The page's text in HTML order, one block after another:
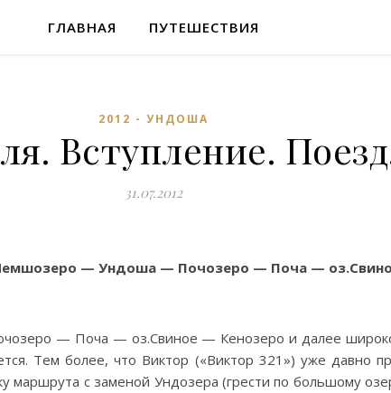
ГЛАВНАЯ ПУТЕШЕСТВИЯ
2012 - УНДОША
Вступление.
31.07.2012
— Ундоша — Почозеро — Поча —
— Поча — оз.Свиное — Кенозеро и далее широко
Тем более, что Виктор («Виктор 321») уже давно
маршрута с заменой Ундозера (грести по большому